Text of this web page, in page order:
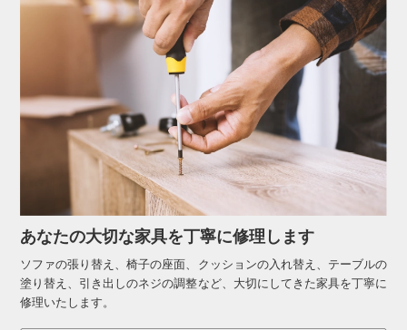
あなたの大切な家具を丁寧に修理します
ソファの張り替え、椅子の座面、クッションの入れ替え、テーブルの
塗り替え、引き出しのネジの調整など、大切にしてきた家具を丁寧に
修理いたします。